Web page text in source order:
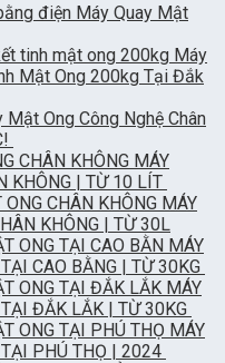
Máy Quay Mật
Máy
Mật Ong 200kg Tại Đắk
Mật Ong Công Nghệ Chân
MÁY
KHÔNG | TỪ 10 LÍT
MÁY
KHÔNG | TỪ 30L
MÁY
CAO BẰNG | TỪ 30KG
MÁY
ĐẮK LẮK | TỪ 30KG
MÁY
PHÚ THỌ | 2024